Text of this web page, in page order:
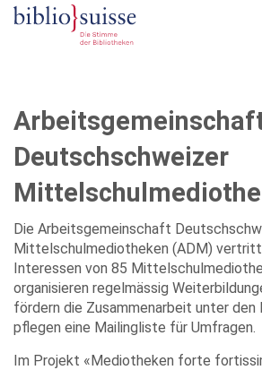
Deutschschweizer
Die Arbeitsgemeinschaft
Mittelschulmediotheken (ADM)
Interessen von 85
organisieren regelmässig
fördern die Zusammenarbeit unter den
pflegen eine Mailingliste für Umfragen.
Im Projekt «Mediotheken forte